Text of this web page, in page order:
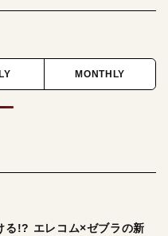
MONTHLY
る!? エレコム×ゼブラの新